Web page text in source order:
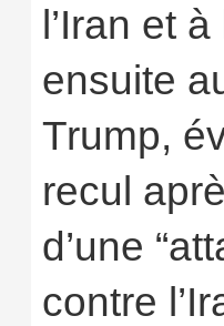
l’Iran et
ensuite
Trump,
recul
d’une
contre